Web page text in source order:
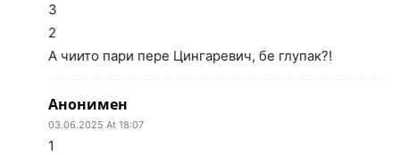
3
2
А чиито пари пере Цингаревич, бе глупак?!
Анонимен
03.06.2025 At 18:07
1